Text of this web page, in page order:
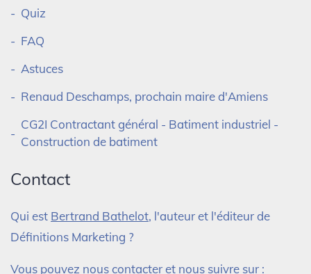
Quiz
FAQ
Astuces
Renaud Deschamps, prochain maire d'Amiens
CG2I Contractant général - Batiment industriel -
Construction de batiment
Contact
Qui est Bertrand Bathelot, l'auteur et l'éditeur de
Définitions Marketing ?
Vous pouvez nous contacter et nous suivre sur :